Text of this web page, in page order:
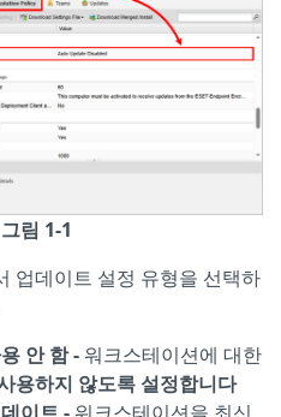
그림 1-1
업데이트 설정 유형을 선택하
안 함 - 워크스테이션에 대한
용하지 않도록 설정합니다